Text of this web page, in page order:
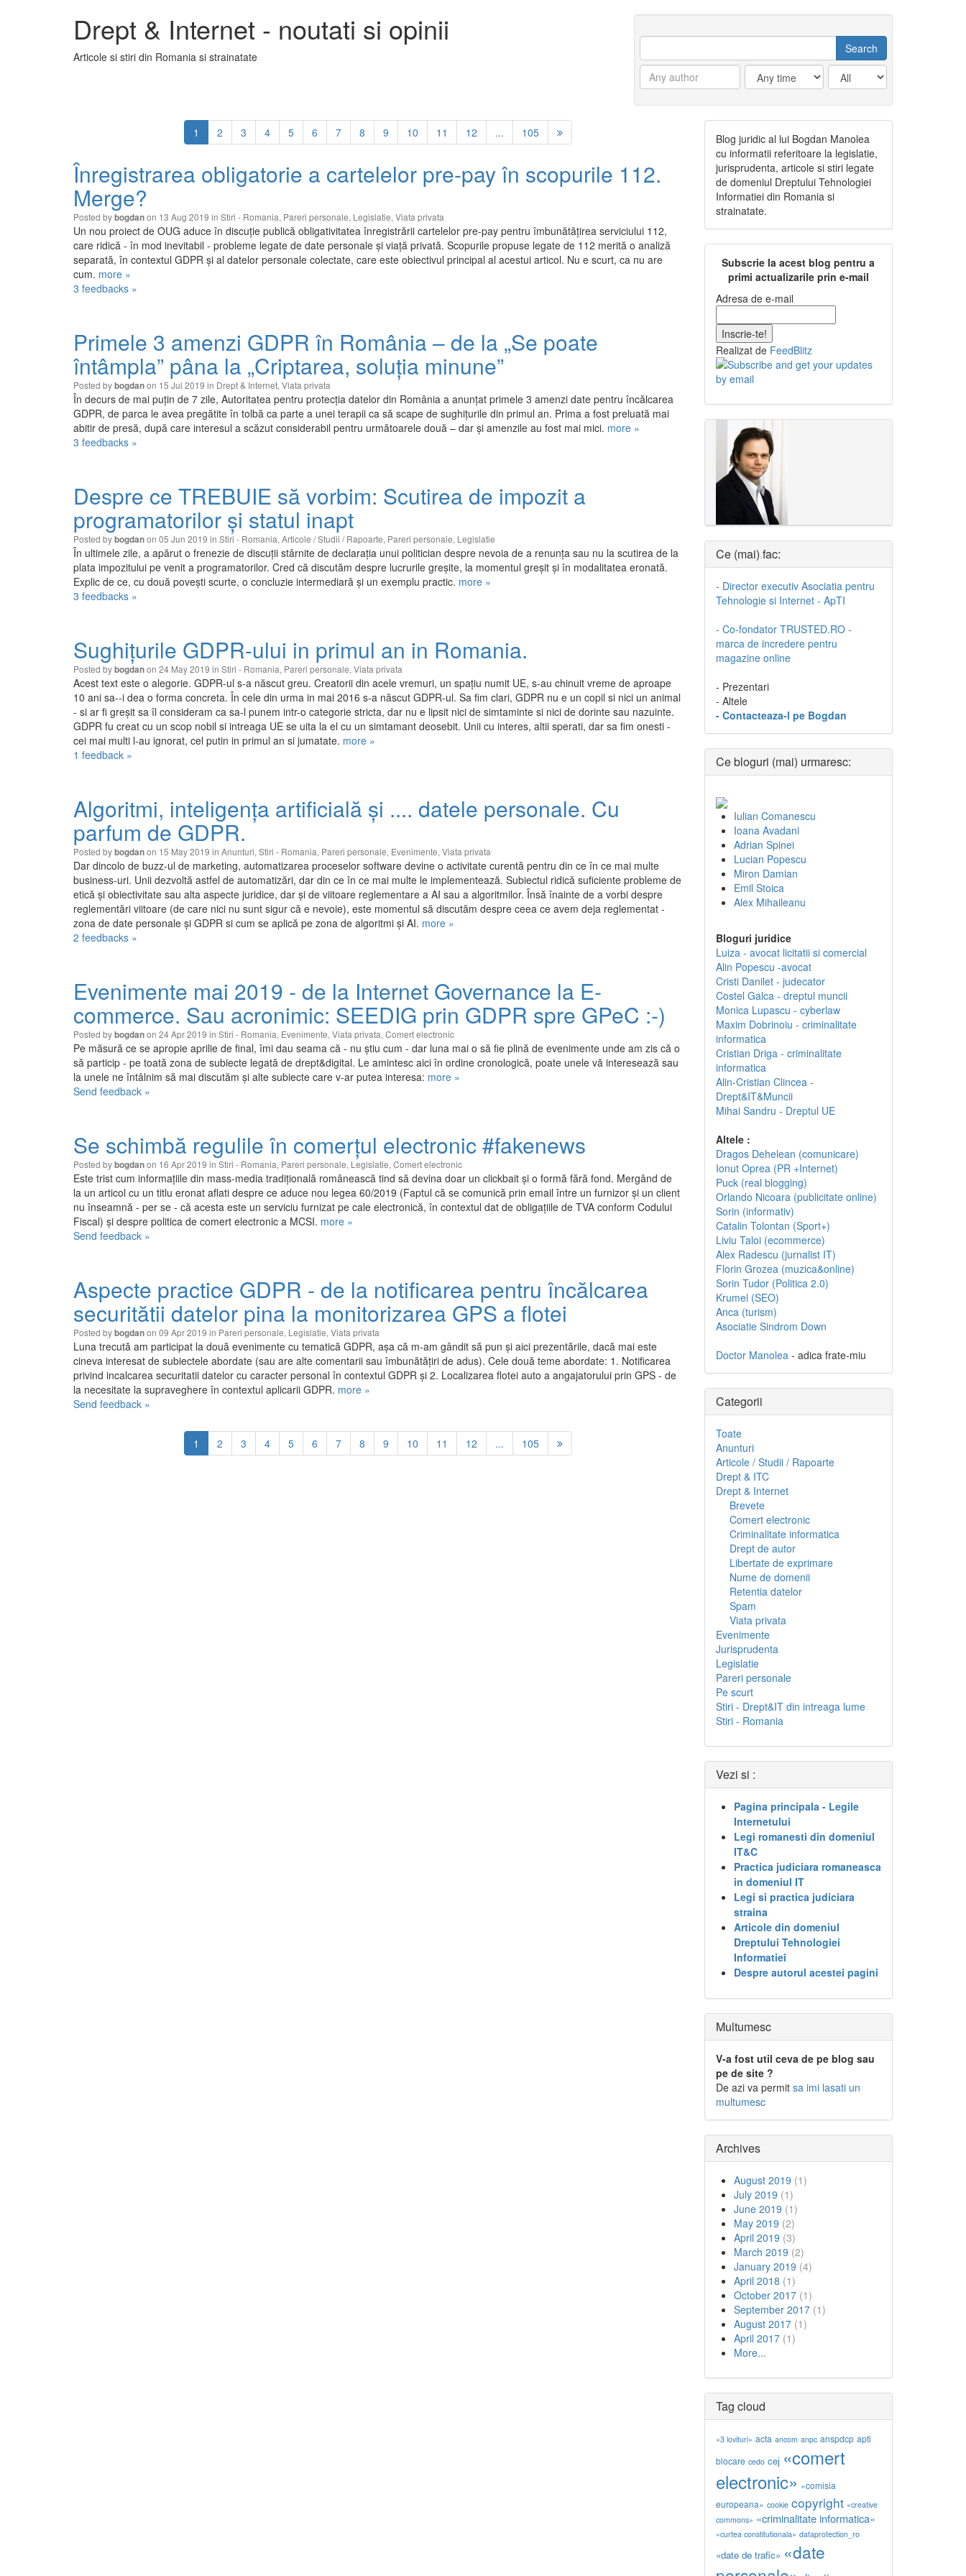
Drept & Internet - noutati si opinii
Articole si stiri din Romania si strainatate
1 2 3 4 5 6 7 8 9 10 11 12 ... 105
Înregistrarea obligatorie a cartelelor pre-pay în scopurile 112.
Merge?
Posted bybogdanon 13 Aug 2019 in Stiri - Romania, Pareri personale, Legislatie, Viata privata
Un nou proiect de OUG aduce în discuție publică obligativitatea înregistrării cartelelor pre-pay pentru îmbunătățirea serviciului 112,
care ridică - în mod inevitabil - probleme legate de date personale și viață privată. Scopurile propuse legate de 112 merită o analiză
separată, în contextul GDPR și al datelor personale colectate, care este obiectivul principal al acestui articol. Nu e scurt, ca nu are
cum. more »
3 feedbacks »
Primele 3 amenzi GDPR în România – de la „Se poate
întâmpla” pâna la „Criptarea, soluția minune”
Posted bybogdanon 15 Jul 2019 in Drept & Internet, Viata privata
În decurs de mai puțin de 7 zile, Autoritatea pentru protecția datelor din România a anunțat primele 3 amenzi date pentru încălcarea
GDPR, de parca le avea pregătite în tolbă ca parte a unei terapii ca să scape de sughițurile din primul an. Prima a fost preluată mai
abitir de presă, după care interesul a scăzut considerabil pentru următoarele două – dar și amenzile au fost mai mici. more »
3 feedbacks »
Despre ce TREBUIE să vorbim: Scutirea de impozit a
programatorilor și statul inapt
Posted bybogdanon 05 Jun 2019 in Stiri - Romania, Articole / Studii / Rapoarte, Pareri personale, Legislatie
În ultimele zile, a apărut o frenezie de discuții stârnite de declarația unui politician despre nevoia de a renunța sau nu la scutirea de la
plata impozitului pe venit a programatorilor. Cred că discutăm despre lucrurile greșite, la momentul greșit și în modalitatea eronată.
Explic de ce, cu două povești scurte, o concluzie intermediară și un exemplu practic. more »
3 feedbacks »
Sughițurile GDPR-ului in primul an in Romania.
Posted bybogdanon 24 May 2019 in Stiri - Romania, Pareri personale, Viata privata
Acest text este o alegorie. GDPR-ul s-a născut greu. Creatorii din acele vremuri, un spațiu numit UE, s-au chinuit vreme de aproape
10 ani sa--i dea o forma concreta. În cele din urma in mai 2016 s-a născut GDPR-ul. Sa fim clari, GDPR nu e un copil si nici un animal
- si ar fi greșit sa îl consideram ca sa-l punem intr-o categorie stricta, dar nu e lipsit nici de simtaminte si nici de dorinte sau nazuinte.
GDPR fu creat cu un scop nobil si intreaga UE se uita la el cu un simtamant deosebit. Unii cu interes, altii sperati, dar sa fim onesti -
cei mai multi l-au ignorat, cel putin in primul an si jumatate. more »
1 feedback »
Algoritmi, inteligența artificială și .... datele personale. Cu
parfum de GDPR.
Posted bybogdanon 15 May 2019 in Anunturi, Stiri - Romania, Pareri personale, Evenimente, Viata privata
Dar dincolo de buzz-ul de marketing, automatizarea proceselor software devine o activitate curentă pentru din ce în ce mai multe
business-uri. Unii dezvoltă astfel de automatizări, dar din ce în ce mai multe le implementează. Subiectul ridică suficiente probleme de
etică și obiectivitate sau alta aspecte juridice, dar și de viitoare reglementare a AI sau a algoritmilor. Însă înainte de a vorbi despre
reglementări viitoare (de care nici nu sunt sigur că e nevoie), este momentul să discutăm despre ceea ce avem deja reglementat -
zona de date personale și GDPR si cum se aplică pe zona de algoritmi și AI. more »
2 feedbacks »
Evenimente mai 2019 - de la Internet Governance la E-
commerce. Sau acronimic: SEEDIG prin GDPR spre GPeC :-)
Posted bybogdanon 24 Apr 2019 in Stiri - Romania, Evenimente, Viata privata, Comert electronic
Pe măsură ce se apropie aprilie de final, îmi dau seama că - nu știu cum - dar luna mai o să fie plină de evenimente unde am zis că o
să particip - pe toată zona de subiecte legată de drept&digital. Le amintesc aici în ordine cronologică, poate unele vă interesează sau
la unele ne întâlnim să mai discutăm și alte subiecte care v-ar putea interesa: more »
Send feedback »
Se schimbă regulile în comerţul electronic #fakenews
Posted bybogdanon 16 Apr 2019 in Stiri - Romania, Pareri personale, Legislatie, Comert electronic
Este trist cum informațiile din mass-media tradițională românească tind să devina doar un clickbait și o formă fără fond. Mergând de
la un articol cu un titlu eronat aflati despre ce aduce nou legea 60/2019 (Faptul că se comunică prin email între un furnizor și un client
nu înseamnă - per se - că acesta este un serviciu furnizat pe cale electronică, în contextul dat de obligațiile de TVA conform Codului
Fiscal) și despre politica de comert electronic a MCSI. more »
Send feedback »
Aspecte practice GDPR - de la notificarea pentru încălcarea
securitătii datelor pina la monitorizarea GPS a flotei
Posted bybogdanon 09 Apr 2019 in Pareri personale, Legislatie, Viata privata
Luna trecută am participat la două evenimente cu tematică GDPR, așa că m-am gândit să pun și aici prezentările, dacă mai este
cineva interesat de subiectele abordate (sau are alte comentarii sau îmbunătățiri de adus). Cele două teme abordate: 1. Notificarea
privind incalcarea securitatii datelor cu caracter personal în contextul GDPR și 2. Localizarea flotei auto a angajatorului prin GPS - de
la necesitate la supraveghere în contextul aplicarii GDPR. more »
Send feedback »
1 2 3 4 5 6 7 8 9 10 11 12 ... 105
Blog juridic al lui Bogdan Manolea
cu informatii referitoare la legislatie,
jurisprudenta, articole si stiri legate
de domeniul Dreptului Tehnologiei
Informatiei din Romania si
strainatate.
Subscrie la acest blog pentru a
primi actualizarile prin e-mail
Adresa de e-mail
Realizat de FeedBlitz
Ce (mai) fac:
- Director executiv Asociatia pentru
Tehnologie si Internet - ApTI
- Co-fondator TRUSTED.RO -
marca de incredere pentru
magazine online
- Prezentari
- Altele
- Contacteaza-l pe Bogdan
Ce bloguri (mai) urmaresc:
Iulian Comanescu
Ioana Avadani
Adrian Spinei
Lucian Popescu
Miron Damian
Emil Stoica
Alex Mihaileanu
Bloguri juridice
Luiza - avocat licitatii si comercial
Alin Popescu -avocat
Cristi Danilet - judecator
Costel Galca - dreptul muncii
Monica Lupascu - cyberlaw
Maxim Dobrinoiu - criminalitate
informatica
Cristian Driga - criminalitate
informatica
Alin-Cristian Clincea -
Drept&IT&Muncii
Mihai Sandru - Dreptul UE
Altele :
Dragos Dehelean (comunicare)
Ionut Oprea (PR +Internet)
Puck (real blogging)
Orlando Nicoara (publicitate online)
Sorin (informativ)
Catalin Tolontan (Sport+)
Liviu Taloi (ecommerce)
Alex Radescu (jurnalist IT)
Florin Grozea (muzica&online)
Sorin Tudor (Politica 2.0)
Krumel (SEO)
Anca (turism)
Asociatie Sindrom Down
Doctor Manolea- adica frate-miu
Categorii
Toate
Anunturi
Articole / Studii / Rapoarte
Drept & ITC
Drept & Internet
Brevete
Comert electronic
Criminalitate informatica
Drept de autor
Libertate de exprimare
Nume de domenii
Retentia datelor
Spam
Viata privata
Evenimente
Jurisprudenta
Legislatie
Pareri personale
Pe scurt
Stiri - Drept&IT din intreaga lume
Stiri - Romania
Vezi si :
Pagina principala - Legile
Internetului
Legi romanesti din domeniul
IT&C
Practica judiciara romaneasca
in domeniul IT
Legi si practica judiciara
straina
Articole din domeniul
Dreptului Tehnologiei
Informatiei
Despre autorul acestei pagini
Multumesc
V-a fost util ceva de pe blog sau
pe de site ?
De azi va permit sa imi lasati un
multumesc
Archives
August 2019 (1)
July 2019 (1)
June 2019 (1)
May 2019 (2)
April 2019 (3)
March 2019 (2)
January 2019 (4)
April 2018 (1)
October 2017 (1)
September 2017 (1)
August 2017 (1)
April 2017 (1)
More...
Tag cloud
«3 lovituri» acta ancom anpc anspdcp apti
blocare cedo cej «comert
electronic» «comisia
europeana» cookie copyright «creative
commons» «criminalitate informatica»
«curtea constitutionala» dataprotection_ro
«date de trafic» «date